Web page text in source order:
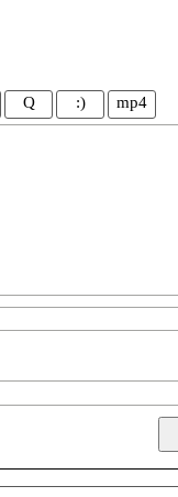
Q :) mp4